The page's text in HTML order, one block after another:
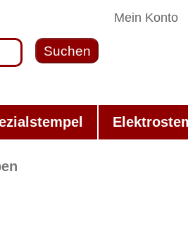
Mein Konto
Suchen